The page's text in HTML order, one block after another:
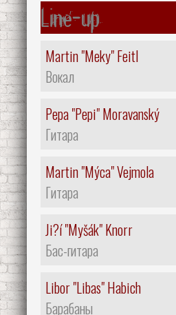
Line-up
Martin "Meky" Feitl
Вокал
Pepa "Pepi" Moravanský
Гитара
Martin "Mýca" Vejmola
Гитара
Ji?í "Myšák" Knorr
Бас-гитара
Libor "Libas" Habich
Барабаны